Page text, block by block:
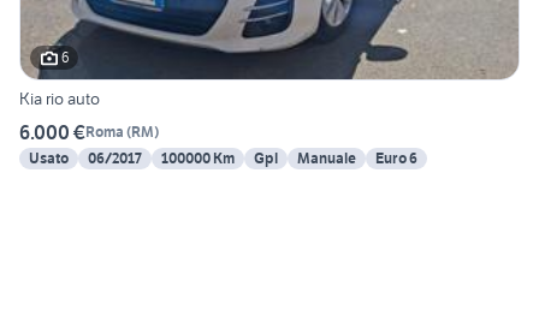
6
Kia rio auto
6.000 €Roma (RM)
Usato
06/2017 100000 Km Gpl Manuale Euro 6